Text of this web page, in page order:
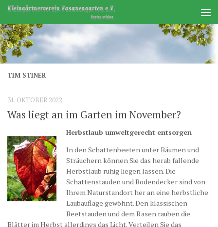
Zum Inhalt springen
TIM STINER
31. OKTOBER 2022
Was liegt an im Garten im November?
Herbstlaub umweltgerecht entsorgen
In den Schattenbeeten unter Bäumen und
Sträuchern können Sie das herab fallende
Herbstlaub ruhig liegen lassen. Die
Schattenstauden und Bodendecker sind von
Ihrem Naturstandort her an eine herbstliche
Laubauflage gewöhnt. Den klassischen
Beetstauden und dem Rasen rauben die
Blätter im Herbst allerdings das Licht. Verteilen Sie das